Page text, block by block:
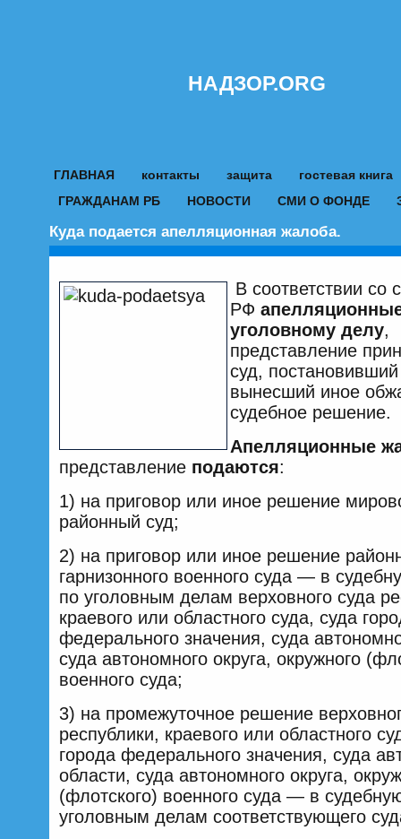
НАДЗОР.ORG
ГЛАВНАЯ контакты защита
гостевая книга
ГРАЖДАНАМ РБ
НОВОСТИ СМИ О ФОНДЕ
Куда подается апелляционная жалоба.
В соответствии со
РФ
уголовному делу,
представление
суд,
вынесший иное
судебное решение.
Апелляционные
представление подаются:
1) на приговор или иное решение
районный суд;
2) на приговор или иное решение
гарнизонного военного суда — в
по уголовным делам верховного суда
краевого или областного суда, суда
федерального значения, суда
суда автономного округа, окружного
военного суда;
3) на промежуточное решение
республики, краевого или областного
города федерального значения, суда
области, суда автономного округа,
(флотского) военного суда — в
уголовным делам соответствующего